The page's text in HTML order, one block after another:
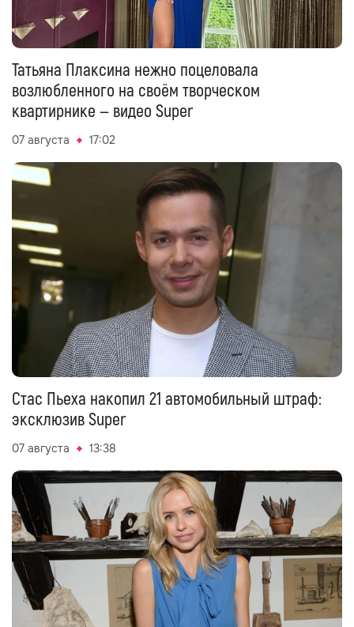
Татьяна Плаксина нежно поцеловала
возлюбленного на своём творческом
квартирнике — видео Super
07 августа 17:02
Стас Пьеха накопил 21 автомобильный штраф:
эксклюзив Super
07 августа 13:38